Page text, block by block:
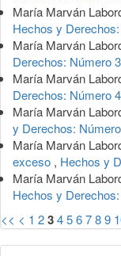
María Marván
Hechos y
María Marván
Derechos: Número
María Marván
Derechos: Número
María Marván
y Derechos:
María Marván
exceso , Hechos y
María Marván
Hechos y
<< < 1 23456789